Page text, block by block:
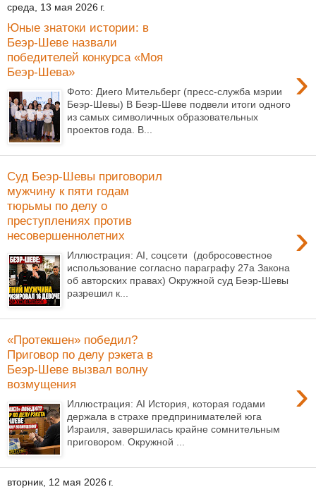
среда, 13 мая 2026 г.
Юные знатоки истории: в
Беэр-Шеве назвали
победителей конкурса «Моя
Беэр-Шева»
›
Фото: Диего Мительберг (пресс-служба мэрии
Беэр-Шевы) В Беэр-Шеве подвели итоги одного
из самых символичных образовательных
проектов года. В...
Суд Беэр-Шевы приговорил
мужчину к пяти годам
тюрьмы по делу о
преступлениях против
несовершеннолетних
›
Иллюстрация: AI, соцсети (добросовестное
использование согласно параграфу 27а Закона
об авторских правах) Окружной суд Беэр-Шевы
разрешил к...
«Протекшен» победил?
Приговор по делу рэкета в
Беэр-Шеве вызвал волну
возмущения
›
Иллюстрация: AI История, которая годами
держала в страхе предпринимателей юга
Израиля, завершилась крайне сомнительным
приговором. Окружной ...
вторник, 12 мая 2026 г.